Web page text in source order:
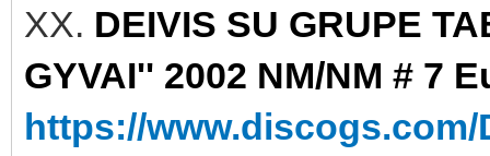
XX. DEIVIS SU GRUPE
GYVAI'' 2002 NM/NM # 7
https://www.discogs.com/